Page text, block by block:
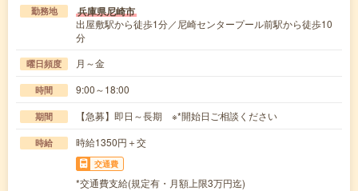
勤務地 兵庫県尼崎市
出屋敷駅から徒歩1分／尼崎センタープール前駅から徒歩10
分
曜日頻度 月～金
時間 9:00～18:00
期間 【急募】即日～長期 ※*開始日ご相談ください
時給 時給1350円＋交
交通費
*交通費支給(規定有・月額上限3万円迄)